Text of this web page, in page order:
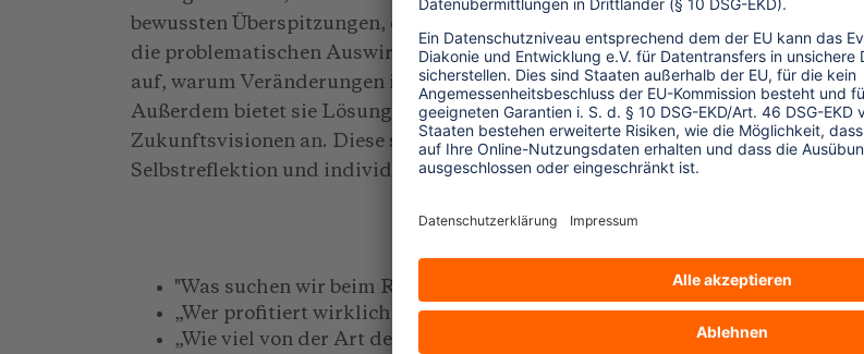
bewussten Überspitzungen, dennoch ohne erhobenen Zeigefinger, beleuchtet sie
die problematischen Auswirkungen unserer Art des Reisens und stellt Thesen
auf, warum Veränderungen im eigenen Reiseverhalten so schwer fallen.
Außerdem bietet sie Lösungsansätze in optimistischen und Mut machenden
Zukunftsvisionen an. Diese sind meist als offene Fragen formuliert, um zur
Selbstreflektion und individuelle Beantwortung einzuladen:
"Was suchen wir beim Reisen – und was finden wir tatsächlich vor?“
„Wer profitiert wirklich von unseren Urlauben?“
„Wie viel von der Art des Tourismus, wie er heute praktiziert wird, verträgt